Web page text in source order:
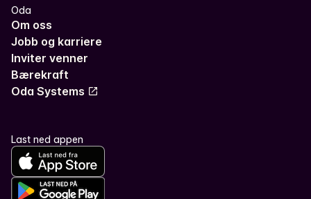
Oda
Om oss
Jobb og karriere
Inviter venner
Bærekraft
Oda Systems
Last ned appen